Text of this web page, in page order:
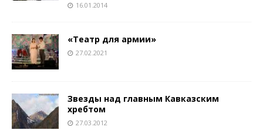
16.01.2014
«Театр для армии»
27.02.2021
Звезды над главным Кавказским
хребтом
27.03.2012